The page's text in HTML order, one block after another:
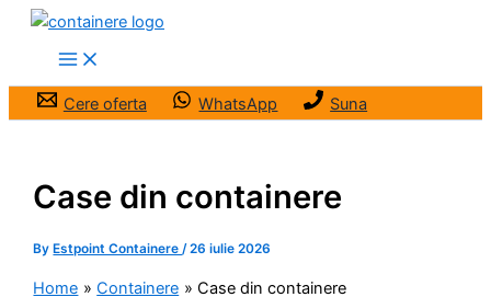
Skip
Cere oferta
WhatsApp Suna
Case din containere
By Estpoint Containere/26 iulie 2026
Home Containere Case din containere